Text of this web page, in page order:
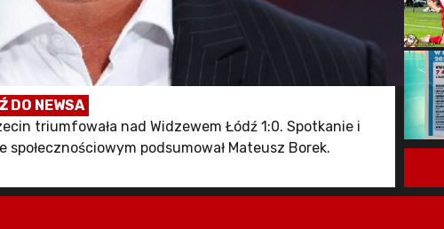
DO NEWSA
triumfowała nad Widzewem Łódź 1:0. Spotkanie i
podsumował Mateusz Borek.